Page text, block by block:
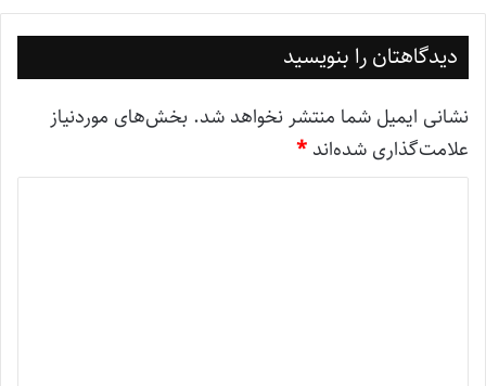
دیدگاهتان را بنویسید
نشانی ایمیل شما منتشر نخواهد شد. بخش‌های موردنیاز
علامت‌گذاری شده‌اند *